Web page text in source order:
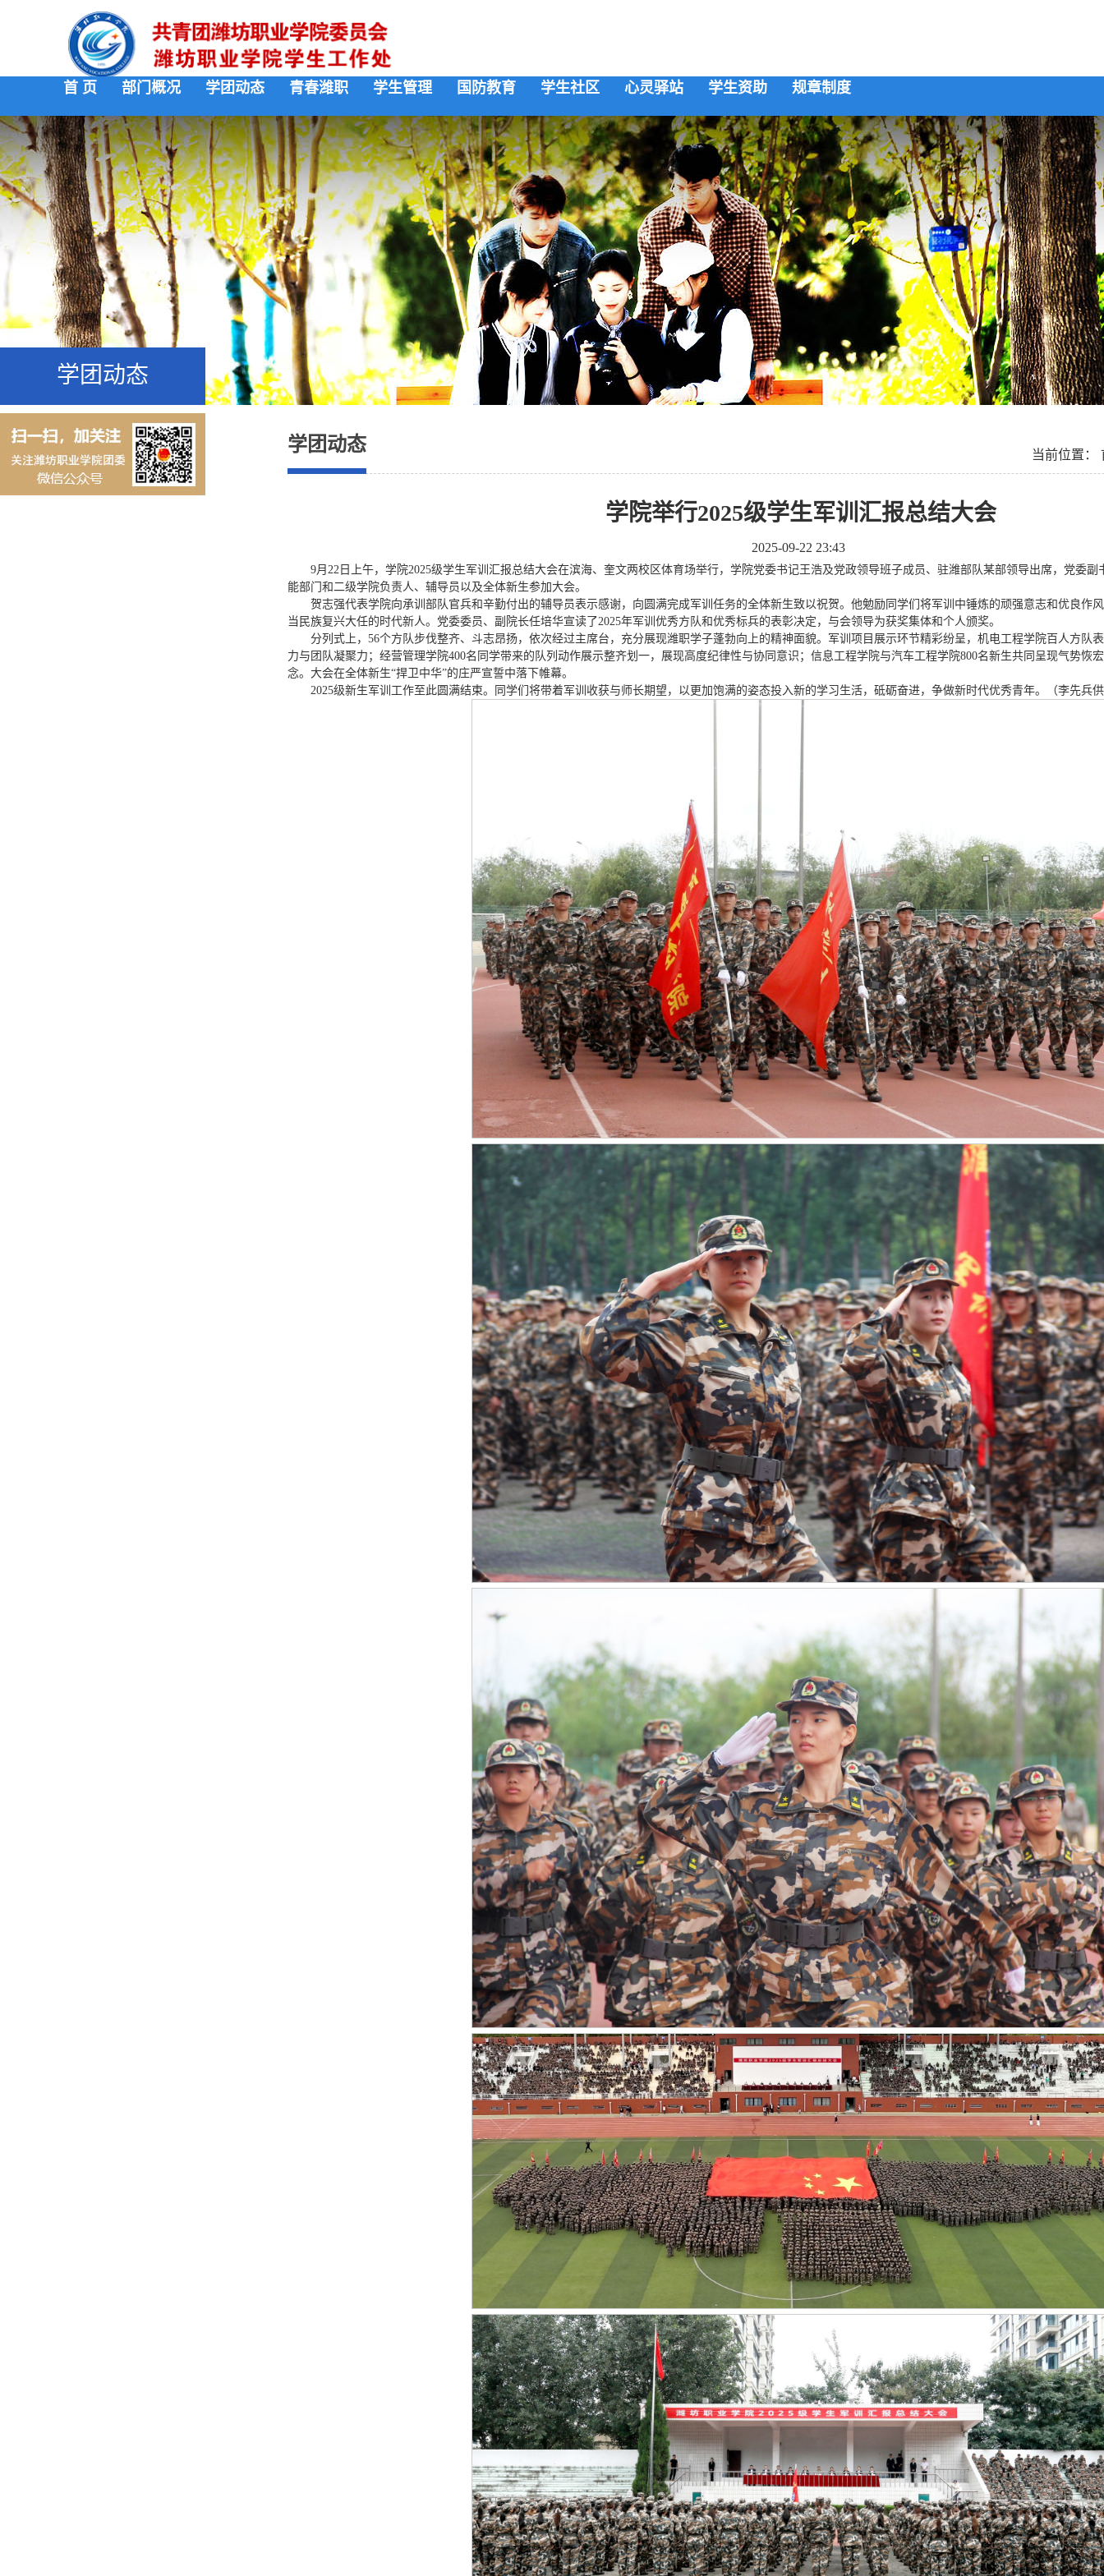
首 页 部门概况 学团动态 青春潍职 学生管理 国防教育 学生社区 心灵驿站 学生资助 规章制度
学团动态
学团动态 当前位置：
学院举行2025级学生军训汇报总结大会
2025-09-22 23:43
9月22日上午，学院2025级学生军训汇报总结大会在滨海、奎文两校区体育场举行，学院党委书记王浩及党政领导班子成员、驻潍部队某部领导出席，党委
能部门和二级学院负责人、辅导员以及全体新生参加大会。
贺志强代表学院向承训部队官兵和辛勤付出的辅导员表示感谢，向圆满完成军训任务的全体新生致以祝贺。他勉励同学们将军训中锤炼的顽强意志和优良作
当民族复兴大任的时代新人。党委委员、副院长任培华宣读了2025年军训优秀方队和优秀标兵的表彰决定，与会领导为获奖集体和个人颁奖。
分列式上，56个方队步伐整齐、斗志昂扬，依次经过主席台，充分展现潍职学子蓬勃向上的精神面貌。军训项目展示环节精彩纷呈，机电工程学院百人方队
力与团队凝聚力；经营管理学院400名同学带来的队列动作展示整齐划一，展现高度纪律性与协同意识；信息工程学院与汽车工程学院800名新生共同呈现气势恢
念。大会在全体新生“捍卫中华”的庄严宣誓中落下帷幕。
2025级新生军训工作至此圆满结束。同学们将带着军训收获与师长期望，以更加饱满的姿态投入新的学习生活，砥砺奋进，争做新时代优秀青年。（李先兵